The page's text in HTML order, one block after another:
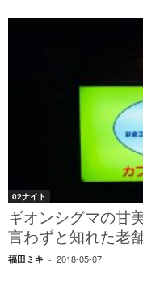
02ナイト
ギオンシグマの甘
言わずと知れた老
福田ミキ - 2018-05-07